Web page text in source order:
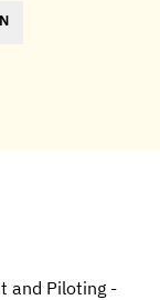
and Piloting -